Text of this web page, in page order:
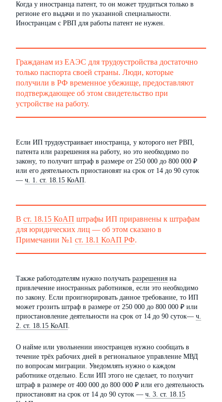
Когда у иностранца патент, то он может трудиться только в
регионе его выдачи и по указанной специальности.
Иностранцам с РВП для работы патент не нужен.
Гражданам из ЕАЭС для трудоустройства достаточно
только паспорта своей страны. Люди, которые
получили в РФ временное убежище, предоставляют
подтверждающее об этом свидетельство при
устройстве на работу.
Если ИП трудоустраивает иностранца, у которого нет РВП,
патента или разрешения на работу, но это необходимо по
закону, то получит штраф в размере от 250 000 до 800 000 ₽
или его деятельность приостановят на срок от 14 до 90 суток
— ч. 1. ст. 18.15 КоАП.
В ст. 18.15 КоАП штрафы ИП приравнены к штрафам
для юридических лиц — об этом сказано в
Примечании №1 ст. 18.1 КоАП РФ.
Также работодателям нужно получать разрешения на
привлечение иностранных работников, если это необходимо
по закону. Если проигнорировать данное требование, то ИП
может грозить штраф в размере от 250 000 до 800 000 ₽ или
приостановление деятельности на срок от 14 до 90 суток— ч.
2. ст. 18.15 КоАП.
О найме или увольнении иностранцев нужно сообщать в
течение трёх рабочих дней в региональное управление МВД
по вопросам миграции. Уведомлять нужно о каждом
работнике отдельно. Если ИП этого не сделает, то получит
штраф в размере от 400 000 до 800 000 ₽ или его деятельность
приостановят на срок от 14 до 90 суток — ч. 3. ст. 18.15